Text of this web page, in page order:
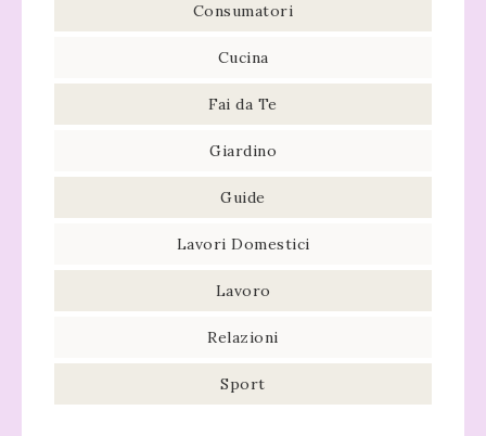
Consumatori
Cucina
Fai da Te
Giardino
Guide
Lavori Domestici
Lavoro
Relazioni
Sport